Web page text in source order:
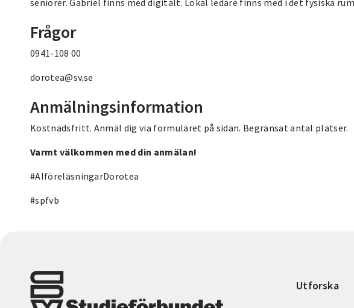
Frågor
0941-108 00
dorotea@sv.se
Anmälningsinformation
Kostnadsfritt. Anmäl dig via formuläret på sidan. Begränsat antal platser.
Varmt välkommen med din anmälan!
#AIföreläsningarDorotea
#spfvb
Utforska